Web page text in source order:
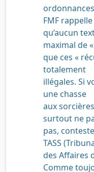
FMF rappelle
qu’aucun
maximal de
que ces «
totalement
illégales. Si
une chasse
aux
surtout ne
pas,
TASS
des Affaires
Comme